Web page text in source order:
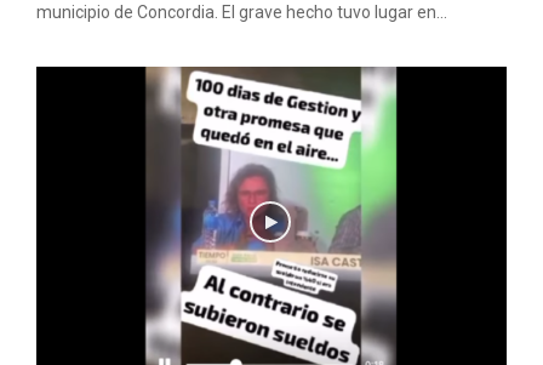
municipio de Concordia. El grave hecho tuvo lugar en...